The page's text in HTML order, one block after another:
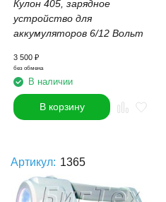
Кулон 405, зарядное
устройство для
аккумуляторов 6/12 Вольт
3 500 ₽
без обмена
В наличии
В корзину
Артикул: 1365